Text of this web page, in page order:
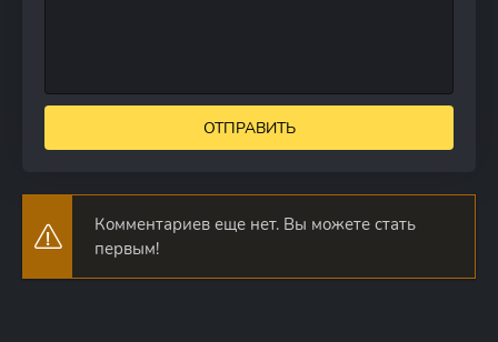
ОТПРАВИТЬ
Комментариев еще нет. Вы можете стать
первым!